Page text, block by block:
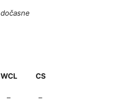
dočasne
WCL CS
– –